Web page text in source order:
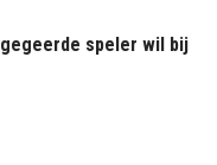
speler wil bij